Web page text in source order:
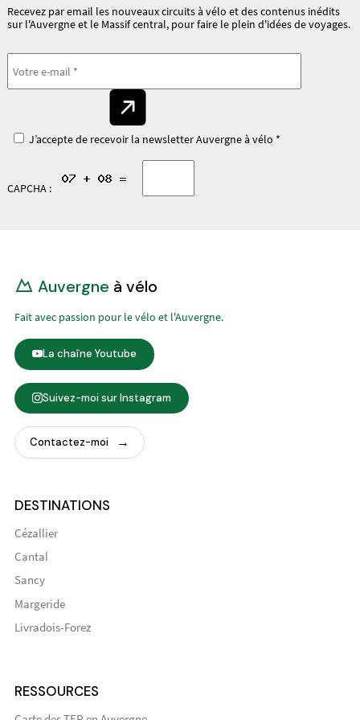
Recevez par email les nouveaux circuits à vélo et des contenus inédits
sur l'Auvergne et le Massif central, pour faire le plein d'idées de voyages.
J’accepte de recevoir la newsletter Auvergne à vélo *
CAPCHA :
Auvergne à vélo
Fait avec passion pour le vélo et l'Auvergne.
La chaîne Youtube
Suivez-moi sur Instagram
Contactez-moi
DESTINATIONS
Cézallier
Cantal
Sancy
Margeride
Livradois-Forez
RESSOURCES